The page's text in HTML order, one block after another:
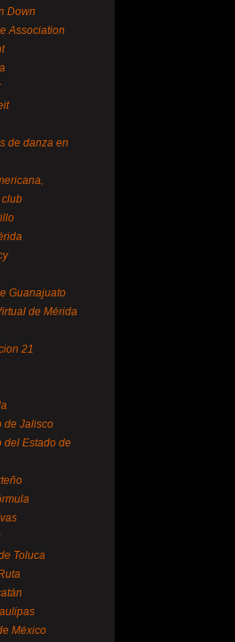
Down
Association
de danza en
club
Guanajuato
de Mérida
21
de Jalisco
del Estado de
Toluca
México